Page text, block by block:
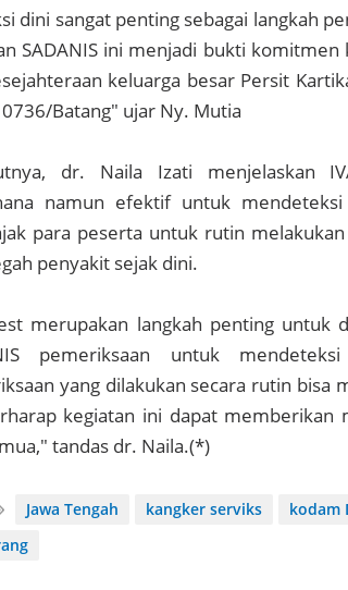
dini sangat penting sebagai langkah
SADANIS ini menjadi bukti
keluarga besar Persit
Batang" ujar Ny. Mutia
dr. Naila Izati menjelaskan
namun efektif untuk
para peserta untuk rutin
penyakit sejak dini.
merupakan langkah penting untuk
pemeriksaan untuk
yang dilakukan secara rutin bisa
kegiatan ini dapat memberikan
tandas dr. Naila.(*)
Jawa Tengah kangker serviks kodam